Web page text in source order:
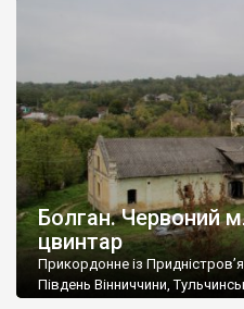
Болган. Червоний
цвинтар
Прикордонне із
Південь Вінниччини,